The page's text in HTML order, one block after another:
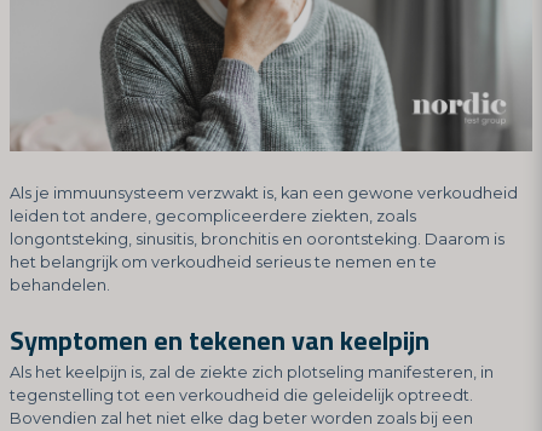
Als je immuunsysteem verzwakt is, kan een gewone verkoudheid
leiden tot andere, gecompliceerdere ziekten, zoals
longontsteking, sinusitis, bronchitis en oorontsteking. Daarom is
het belangrijk om verkoudheid serieus te nemen en te
behandelen.
Symptomen en tekenen van keelpijn
Als het keelpijn is, zal de ziekte zich plotseling manifesteren, in
tegenstelling tot een verkoudheid die geleidelijk optreedt.
Bovendien zal het niet elke dag beter worden zoals bij een